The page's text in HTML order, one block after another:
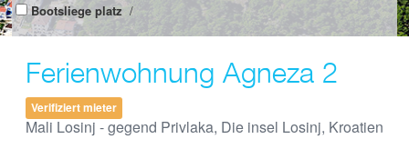
Bootsliege platz/
Ferienwohnung Agneza 2
Verifiziert mieter
Mali Losinj - gegend Privlaka, Die insel Losinj, Kroatien